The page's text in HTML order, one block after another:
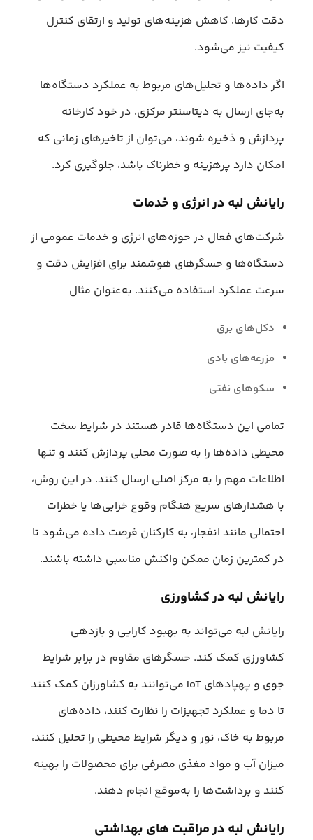
دقت کارها، کاهش هزینه‌های تولید و ارتقای کنترل
کیفیت نیز می‌شود.
اگر داده‌ها و تحلیل‌های مربوط به عملکرد دستگاه‌ها
به‌جای ارسال به دیتاسنتر مرکزی، در خود کارخانه
پردازش و ذخیره شوند، می‌توان از تاخیرهای زمانی که
امکان دارد پرهزینه و خطرناک باشد، جلوگیری کرد.
رایانش لبه در انرژی و خدمات
شرکت‌های فعال در حوزه‌های انرژی و خدمات عمومی از
دستگاه‌ها و حسگرهای هوشمند برای افزایش دقت و
سرعت عملکرد استفاده می‌کنند. به‌عنوان مثال
دکل‌های برق
مزرعه‌های بادی
سکوهای نفتی
تمامی این دستگاه‌ها قادر هستند در شرایط سخت
محیطی داده‌ها را به صورت محلی پردازش کنند و تنها
اطلاعات مهم را به مرکز اصلی ارسال کنند. در این روش،
با هشدارهای سریع هنگام وقوع خرابی‌ها یا خطرات
احتمالی مانند انفجار، به کارکنان فرصت داده می‌شود تا
در کمترین زمان ممکن واکنش مناسبی داشته باشند.
رایانش لبه در کشاورزی
رایانش لبه می‌تواند به بهبود کارایی و بازدهی
کشاورزی کمک کند. حسگرهای مقاوم در برابر شرایط
جوی و پهپادهای IoT می‌توانند به کشاورزان کمک کنند
تا دما و عملکرد تجهیزات را نظارت کنند، داده‌های
مربوط به خاک، نور و دیگر شرایط محیطی را تحلیل کنند،
میزان آب و مواد مغذی مصرفی برای محصولات را بهینه
کنند و برداشت‌ها را به‌موقع انجام دهند.
رایانش لبه در مراقبت‌ های بهداشتی